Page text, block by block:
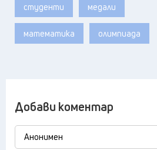
студенти медали
математика олимпиада
Добави коментар